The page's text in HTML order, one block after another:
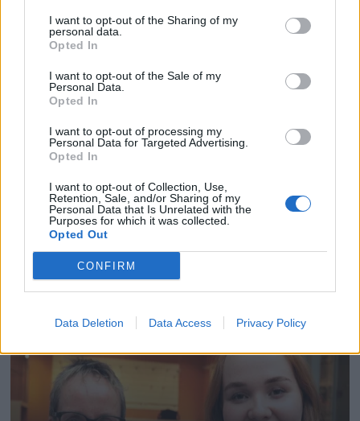
I want to opt-out of the Sharing of my
personal data.
Opted In
I want to opt-out of the Sale of my
Personal Data.
Opted In
I want to opt-out of processing my
Personal Data for Targeted Advertising.
Opted In
I want to opt-out of Collection, Use,
Retention, Sale, and/or Sharing of my
Personal Data that Is Unrelated with the
Purposes for which it was collected.
Opted Out
CONFIRM
Data Deletion Data Access Privacy Policy